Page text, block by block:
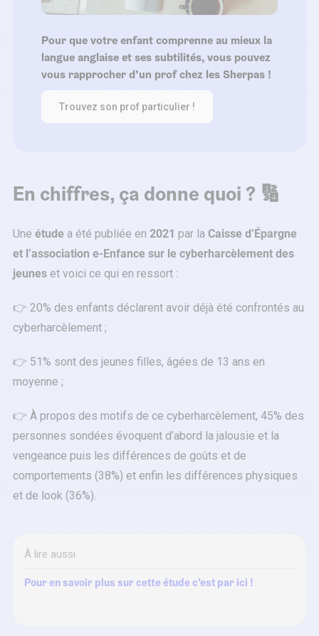
Pour que votre enfant comprenne au mieux la
langue anglaise et ses subtilités, vous pouvez
vous rapprocher d’un prof chez les Sherpas !
Trouvez son prof particulier !
En chiffres, ça donne quoi ? 🔢
Une étude a été publiée en 2021 par la Caisse d’Épargne
et l’association e-Enfance sur le cyberharcèlement des
jeunes et voici ce qui en ressort :
👉 20% des enfants déclarent avoir déjà été confrontés au
cyberharcèlement ;
👉 51% sont des jeunes filles, âgées de 13 ans en
moyenne ;
👉 À propos des motifs de ce cyberharcèlement, 45% des
personnes sondées évoquent d’abord la jalousie et la
vengeance puis les différences de goûts et de
comportements (38%) et enfin les différences physiques
et de look (36%).
À lire aussi
Pour en savoir plus sur cette étude c’est par ici !